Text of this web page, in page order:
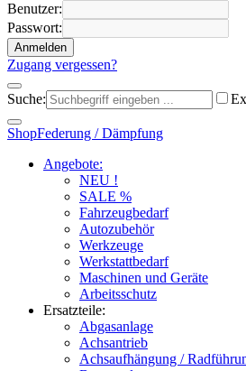
Benutzer:
Passwort:
Anmelden
Zugang vergessen?
Suche:
ShopFederung / Dämpfung
Angebote:
NEU !
SALE %
Fahrzeugbedarf
Autozubehör
Werkzeuge
Werkstattbedarf
Maschinen und Geräte
Arbeitsschutz
Ersatzteile:
Abgasanlage
Achsantrieb
Achsaufhängung /